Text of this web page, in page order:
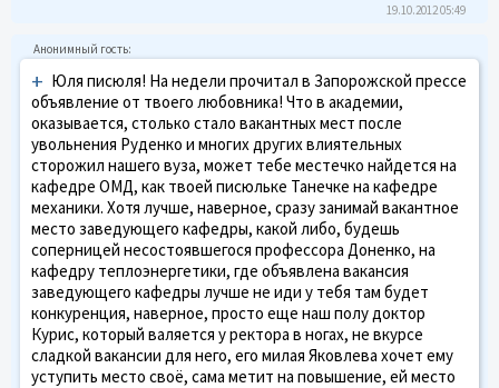
19.10.2012 05:49
+ Юля писюля! На недели прочитал в Запорожской прессе
объявление от твоего любовника! Что в академии,
оказывается, столько стало вакантных мест после
увольнения Руденко и многих других влиятельных
сторожил нашего вуза, может тебе местечко найдется на
кафедре ОМД, как твоей писюльке Танечке на кафедре
механики. Хотя лучше, наверное, сразу занимай вакантное
место заведующего кафедры, какой либо, будешь
соперницей несостоявшегося профессора Доненко, на
кафедру теплоэнергетики, где объявлена вакансия
заведующего кафедры лучше не иди у тебя там будет
конкуренция, наверное, просто еще наш полу доктор
Курис, который валяется у ректора в ногах, не вкурсе
сладкой вакансии для него, его милая Яковлева хочет ему
уступить место своё, сама метит на повышение, ей место